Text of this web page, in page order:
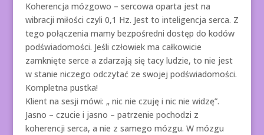
Koherencja mózgowo – sercowa oparta jest na
wibracji miłości czyli 0,1 Hz. Jest to inteligencja serca. Z
tego połączenia mamy bezpośredni dostęp do kodów
podświadomości. Jeśli człowiek ma całkowicie
zamknięte serce a zdarzają się tacy ludzie, to nie jest
w stanie niczego odczytać ze swojej podświadomości.
Kompletna pustka!
Klient na sesji mówi: „ nic nie czuję i nic nie widzę”.
Jasno – czucie i jasno – patrzenie pochodzi z
koherencji serca, a nie z samego mózgu. W mózgu